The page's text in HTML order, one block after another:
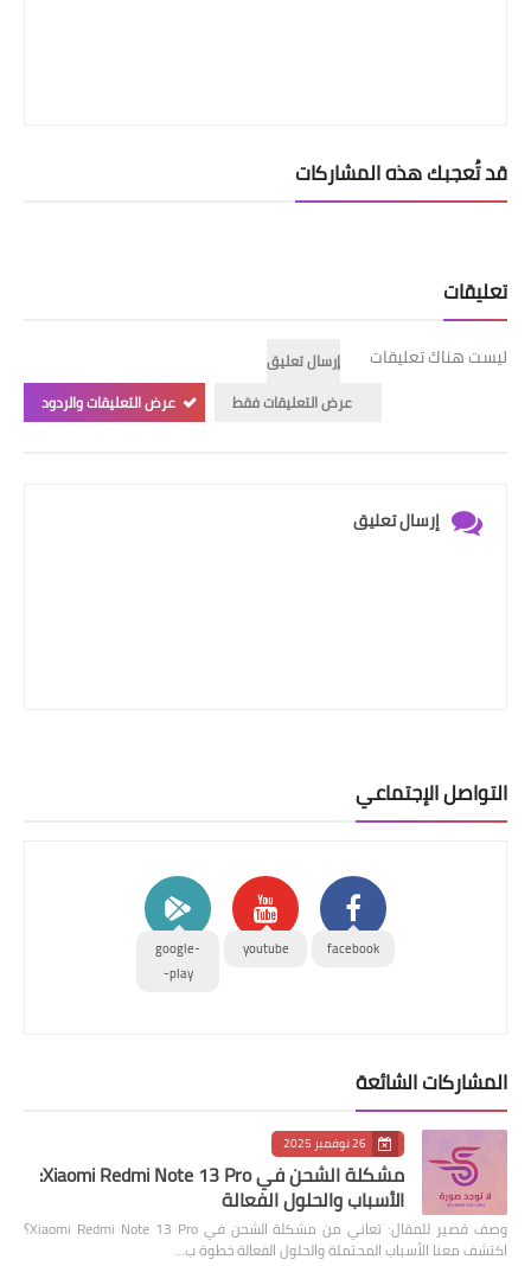
قد تُعجبك هذه المشاركات
تعليقات
ليست هناك تعليقات
إرسال تعليق
عرض التعليقات فقط
عرض التعليقات والردود
إرسال تعليق
التواصل الإجتماعي
facebook
youtube
google-
play-
المشاركات الشائعة
26 نوفمبر 2025
مشكلة الشحن في Xiaomi Redmi Note 13 Pro:
الأسباب والحلول الفعالة
وصف قصير للمقال: تعاني من مشكلة الشحن في Xiaomi Redmi Note 13 Pro؟
اكتشف معنا الأسباب المحتملة والحلول الفعالة خطوة ب…